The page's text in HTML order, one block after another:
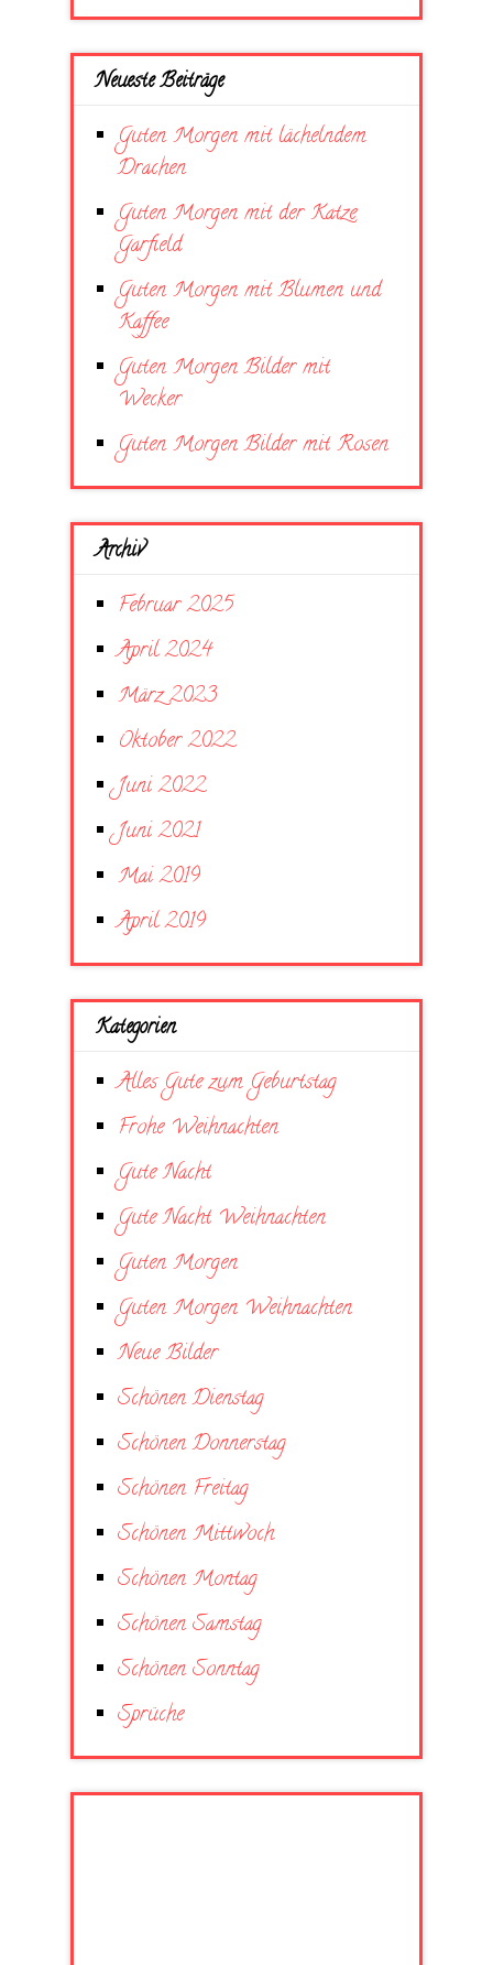
Neueste Beiträge
Guten Morgen mit lächelndem
Drachen
Guten Morgen mit der Katze
Garfield
Guten Morgen mit Blumen und
Kaffee
Guten Morgen Bilder mit
Wecker
Guten Morgen Bilder mit Rosen
Archiv
Februar 2025
April 2024
März 2023
Oktober 2022
Juni 2022
Juni 2021
Mai 2019
April 2019
Kategorien
Alles Gute zum Geburtstag
Frohe Weihnachten
Gute Nacht
Gute Nacht Weihnachten
Guten Morgen
Guten Morgen Weihnachten
Neue Bilder
Schönen Dienstag
Schönen Donnerstag
Schönen Freitag
Schönen Mittwoch
Schönen Montag
Schönen Samstag
Schönen Sonntag
Sprüche